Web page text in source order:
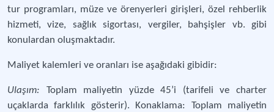
tur programları, müze ve örenyerleri girişleri, özel rehberlik
hizmeti, vize, sağlık sigortası, vergiler, bahşişler vb. gibi
konulardan oluşmaktadır.
Maliyet kalemleri ve oranları ise aşağıdaki gibidir:
Ulaşım: Toplam maliyetin yüzde 45’i (tarifeli ve charter
uçaklarda farklılık gösterir). Konaklama: Toplam maliyetin